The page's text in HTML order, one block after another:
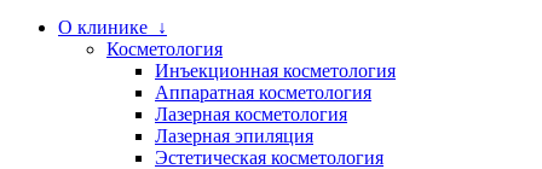
О клинике ↓
Косметология
Инъекционная косметология
Аппаратная косметология
Лазерная косметология
Лазерная эпиляция
Эстетическая косметология